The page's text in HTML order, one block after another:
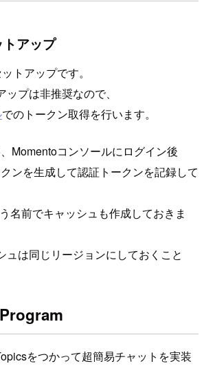
アップ
トアップです。
プは非推奨なので、
でのトークン取得を行います。
Momentoコンソールにログイン後
ンを生成して認証トークンを記録して
名前でキャッシュも作成しておきま
ュは同じリージョンにしておくこと
をつかって超簡易チャットを実装